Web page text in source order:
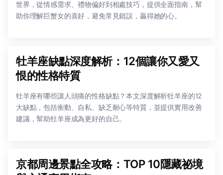
世界，從情感需求、禮物偏好到相處技巧，提供全面指南，幫
助你理解巨蟹女的喜好，避免常見錯誤，贏得她的心。
牡羊座缺點深度解析：12個讓你又愛又
恨的性格特質
牡羊座有哪些讓人頭痛的性格缺點？本文深度解析牡羊座的12
大缺點，包括衝動、自私、缺乏耐心等特質，並提供實用改善
建議，幫助牡羊座成為更好的自己。
京都周邊景點全攻略：TOP 10隱藏祕境